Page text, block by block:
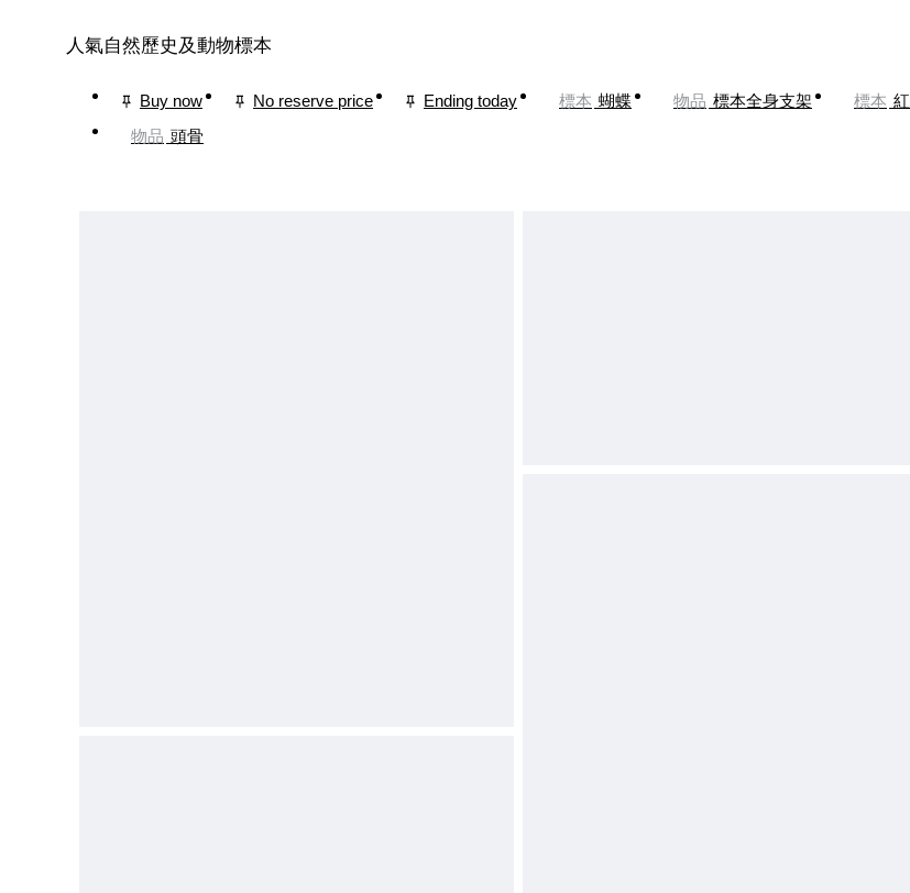
人氣自然歷史及動物標本
Buy now No reserve price Ending today 標本 蝴蝶 物品 標本全身支架 標本
物品 頭骨